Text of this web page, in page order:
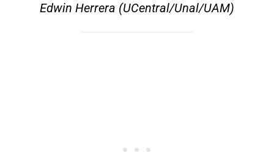
Edwin Herrera (UCentral/Unal/UAM)